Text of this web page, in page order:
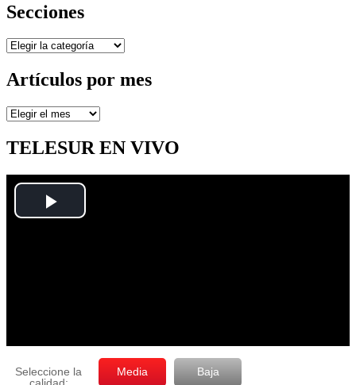
Secciones
Secciones
Artículos por mes
Artículos
mes
TELESUR EN VIVO